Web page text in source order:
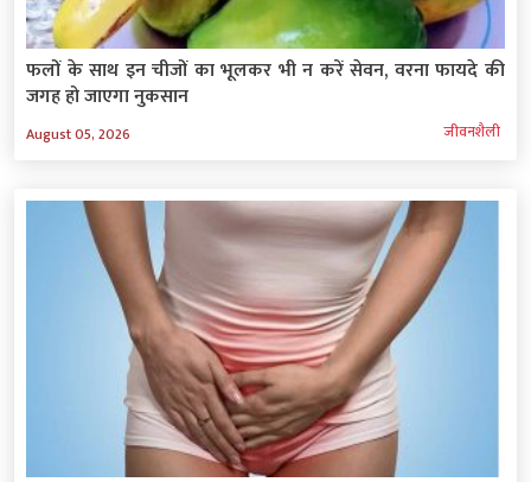
फलों के साथ इन चीजों का भूलकर भी न करें सेवन, वरना फायदे की
जगह हो जाएगा नुकसान
August 05, 2026 जीवनशैली